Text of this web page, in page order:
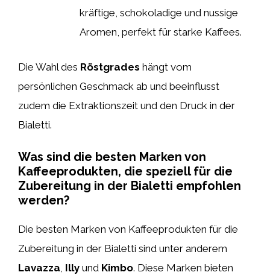
kräftige, schokoladige und nussige
Aromen, perfekt für starke Kaffees.
Die Wahl des Röstgrades hängt vom
persönlichen Geschmack ab und beeinflusst
zudem die Extraktionszeit und den Druck in der
Bialetti.
Was sind die besten Marken von
Kaffeeprodukten, die speziell für die
Zubereitung in der Bialetti empfohlen
werden?
Die besten Marken von Kaffeeprodukten für die
Zubereitung in der Bialetti sind unter anderem
Lavazza, Illy und Kimbo. Diese Marken bieten